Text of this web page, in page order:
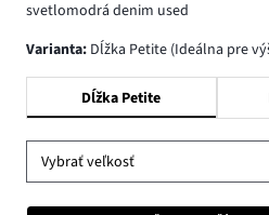
svetlomodrá denim used
varianta: Dĺžka Petite (Ideálna pre
Dĺžka Petite
Vybrať veľkosť